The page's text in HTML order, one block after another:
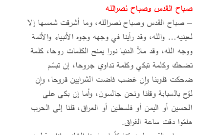
صباح القدس وصباح نصرالله
– صباح القدس وصباح نصرالله، وما أشرقت شمسها إلا
لعينيه… والله، وقد رأينا في وجهه وجوه الأنبياء والأئمة
ووجه الله، وقد ملأ الدنيا نورا يمنح الكلمات روحا، كلمة
تضحك وكلمة تبكي وكلمة تداوي جروحا، إن تبسّم
ضحكت قلوبنا وإن غضب فاضت الشرايين قروحا، وإن
لوّح بالسبابة وقفنا ونحن جالسون، وأما إن بكى على
الحسين أو اليمن أو فلسطين أو العراق، قلنا إلى الحرب
هلمّوا دقت ساعة الفراق.